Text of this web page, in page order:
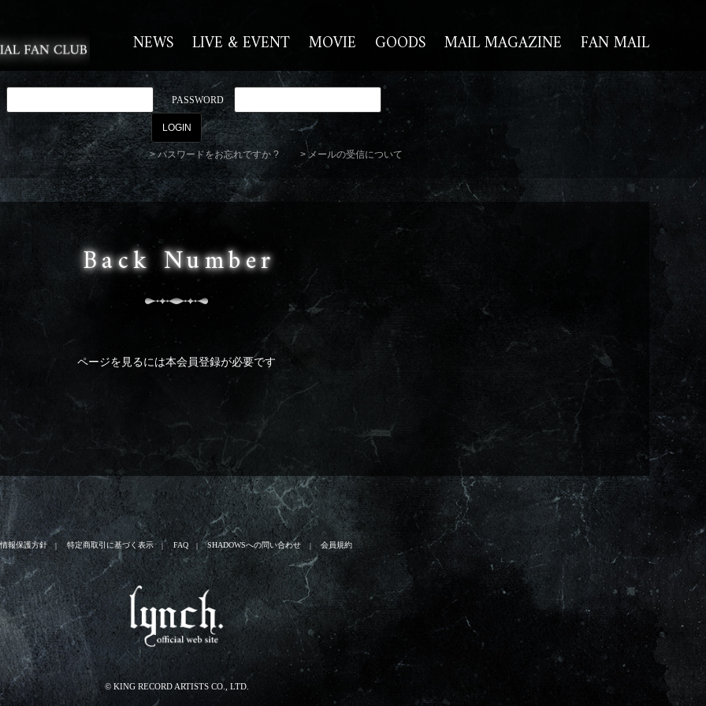
NEWS LIVE & EVENT MOVIE GOODS MAIL MAGAZINE FAN MAIL
PASSWORD
パスワードをお忘れですか ? メールの受信について
Back Number
ページを見るには本会員登録が必要です
報保護方針 特定商取引に基づく表示 FAQ SHADOWSへの問い合わせ 会員規約
© KING RECORD ARTISTS CO., LTD.